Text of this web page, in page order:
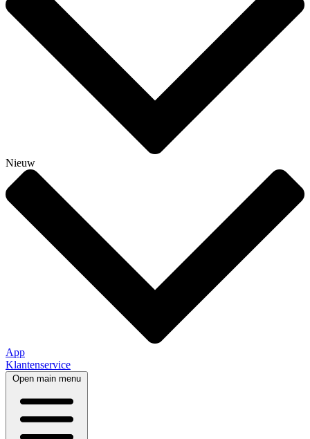
Nieuw
App
Klantenservice
Open main menu